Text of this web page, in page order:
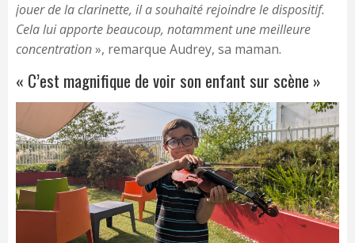
jouer de la clarinette, il a souhaité rejoindre le dispositif.
Cela lui apporte beaucoup, notamment une meilleure
concentration», remarque Audrey, sa maman.
« C’est magnifique de voir son enfant sur scène »